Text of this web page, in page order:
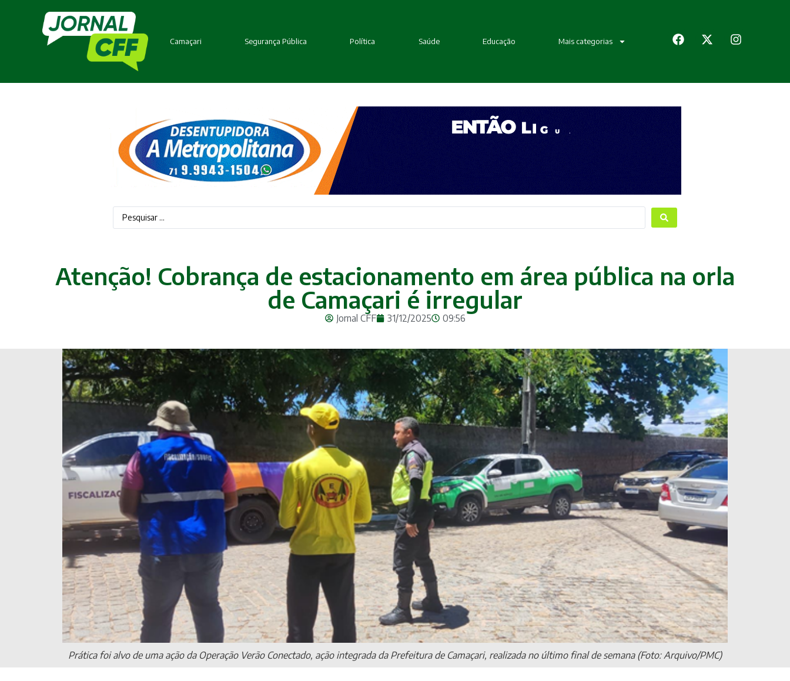
Camaçari Segurança Pública Política Saúde Educação Mais categorias
Atenção! Cobrança de estacionamento em área pública na orla
de Camaçari é irregular
Jornal CFF 31/12/2025 09:56
Prática foi alvo de uma ação da Operação Verão Conectado, ação integrada da Prefeitura de Camaçari, realizada no último final de semana (Foto: Arquivo/PMC)